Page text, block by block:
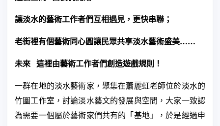
讓淡水的藝術工作者們互相遇見，更快串聯；
老街裡有個藝術同心圓讓民眾共享淡水藝術盛美……
未來 這裡由藝術工作者們創造遊戲規則！
一群在地的淡水藝術家，聚集在蕭麗虹老師位於淡水的
竹圍工作室，討論淡水藝文的發展與空間，大家一致認
為需要一個屬於藝術家們共有的「基地」，於是經過申